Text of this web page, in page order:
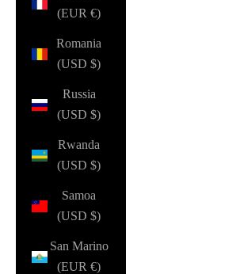
(EUR €)
Romania
(USD $)
Russia
(USD $)
Rwanda
(USD $)
Samoa
(USD $)
San Marino
(EUR €)